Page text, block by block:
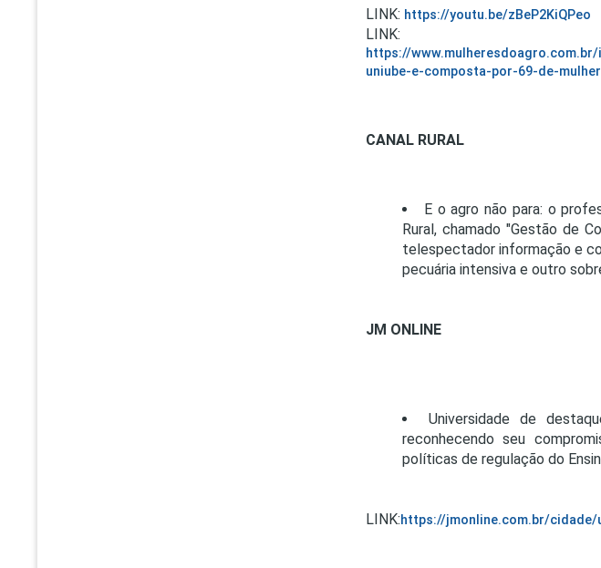
LINK: https://youtu.be/zBeP2KiQPeo
LINK:
https://
uniube-e-composta-por-69-de-
CANAL RURAL
E o agro não para: o
Rural, chamado "Gestão de
telespectador informação e
pecuária intensiva e outro
JM ONLINE
Universidade de
reconhecendo seu
políticas de regulação do
LINK:https://jmonline.com.br/cidade/